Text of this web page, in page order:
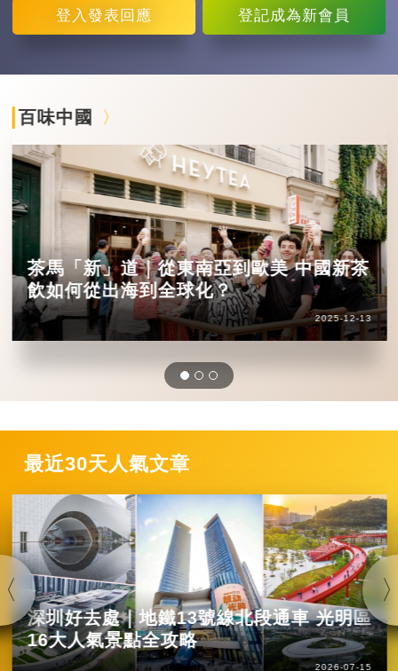
登入 發表回應 登記成為新會員
百味中國
茶馬「新」道｜從東南亞到歐美 中國新茶
飲如何從出海到全球化？
2025-12-13
最近30天人氣文章
深圳好去處｜地鐵13號線北段通車 光明區
16大人氣景點全攻略
2026-07-15